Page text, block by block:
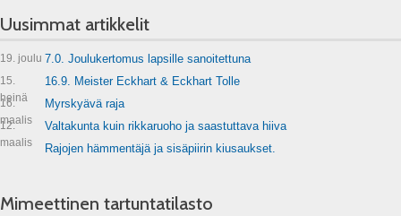
Uusimmat artikkelit
19. joulu 7.0. Joulukertomus lapsille sanoitettuna
15.
heinä
16.9. Meister Eckhart & Eckhart Tolle
16.
maalis
Myrskyävä raja
12.
maalis
Valtakunta kuin rikkaruoho ja saastuttava hiiva
Rajojen hämmentäjä ja sisäpiirin kiusaukset.
Mimeettinen tartuntatilasto